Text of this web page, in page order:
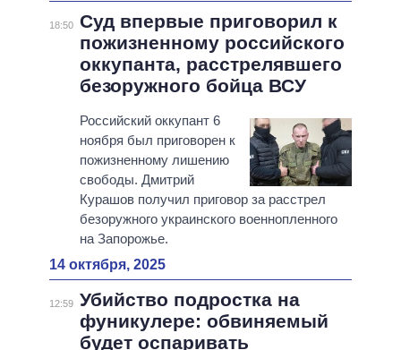
18:50 Суд впервые приговорил к
пожизненному российского
оккупанта, расстрелявшего
безоружного бойца ВСУ
Российский оккупант 6
ноября был приговорен к
пожизненному лишению
свободы. Дмитрий
Курашов получил приговор за расстрел
безоружного украинского военнопленного
на Запорожье.
14 октября, 2025
12:59 Убийство подростка на
фуникулере: обвиняемый
будет оспаривать